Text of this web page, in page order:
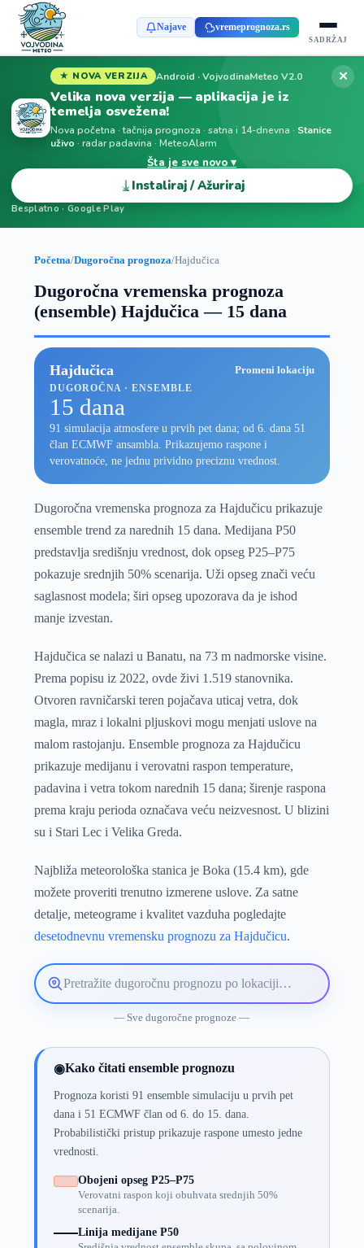
Najave vremeprognoza.rs
SADRŽAJ
★ NOVA VERZIJA Android · VojvodinaMeteo V2.0
Velika nova verzija — aplikacija je iz
temelja osvežena!
Nova početna · tačnija prognoza · satna i 14-dnevna · Stanice
uživo · radar padavina · MeteoAlarm
Šta je sve novo ▾
⤓ Instaliraj / Ažuriraj
Besplatno · Google Play
✕
Početna/Dugoročna prognoza/Hajdučica
Dugoročna vremenska prognoza
(ensemble) Hajdučica — 15 dana
Hajdučica Promeni lokaciju
DUGOROČNA · ENSEMBLE
15 dana
91 simulacija atmosfere u prvih pet dana; od 6. dana 51
član ECMWF ansambla. Prikazujemo raspone i
verovatnoće, ne jednu prividno preciznu vrednost.
Dugoročna vremenska prognoza za Hajdučicu prikazuje
ensemble trend za narednih 15 dana. Medijana P50
predstavlja središnju vrednost, dok opseg P25–P75
pokazuje srednjih 50% scenarija. Uži opseg znači veću
saglasnost modela; širi opseg upozorava da je ishod
manje izvestan.
Hajdučica se nalazi u Banatu, na 73 m nadmorske visine.
Prema popisu iz 2022, ovde živi 1.519 stanovnika.
Otvoren ravničarski teren pojačava uticaj vetra, dok
magla, mraz i lokalni pljuskovi mogu menjati uslove na
malom rastojanju. Ensemble prognoza za Hajdučicu
prikazuje medijanu i verovatni raspon temperature,
padavina i vetra tokom narednih 15 dana; širenje raspona
prema kraju perioda označava veću neizvesnost. U blizini
su i Stari Lec i Velika Greda.
Najbliža meteorološka stanica je Boka (15.4 km), gde
možete proveriti trenutno izmerene uslove. Za satne
detalje, meteograme i kvalitet vazduha pogledajte
desetodnevnu vremensku prognozu za Hajdučicu.
Pretražite
lokaciju
— Sve dugoročne prognoze —
◉Kako čitati ensemble prognozu
Prognoza koristi 91 ensemble simulaciju u prvih pet
dana i 51 ECMWF član od 6. do 15. dana.
Probabilistički pristup prikazuje raspone umesto jedne
vrednosti.
Obojeni opseg P25–P75
Verovatni raspon koji obuhvata srednjih 50%
scenarija.
Linija medijane P50